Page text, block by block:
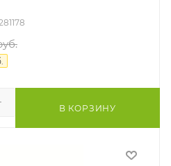
В КОРЗИНУ